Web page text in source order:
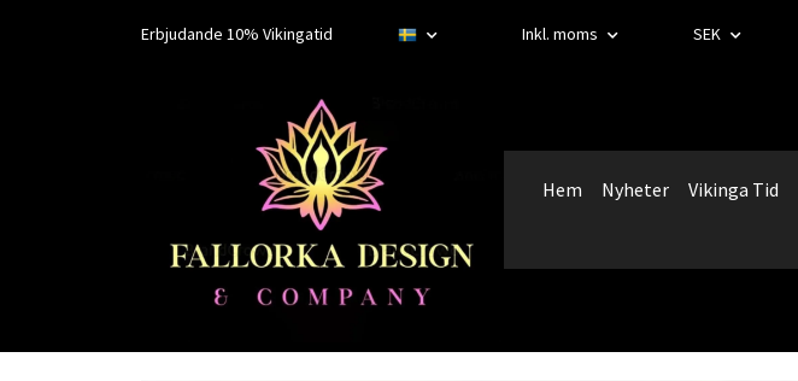
Erbjudande 10% Vikingatid Inkl. moms SEK
Hem Nyheter Vikinga Tid